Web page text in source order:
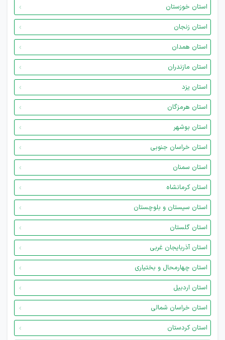
استان خوزستان
استان زنجان
استان همدان
استان مازندران
استان یزد
استان هرمزگان
استان بوشهر
استان خراسان جنوبی
استان سمنان
استان کرمانشاه
استان سیستان و بلوچستان
استان گلستان
استان آذربایجان غربی
استان چهارمحال و بختیاری
استان اردبیل
استان خراسان شمالی
استان کردستان